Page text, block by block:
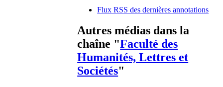
Flux RSS des dernières annotations
Autres médias dans la
chaîne "Faculté des
Humanités, Lettres et
Sociétés"